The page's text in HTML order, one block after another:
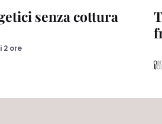
senza cottura
2 ore